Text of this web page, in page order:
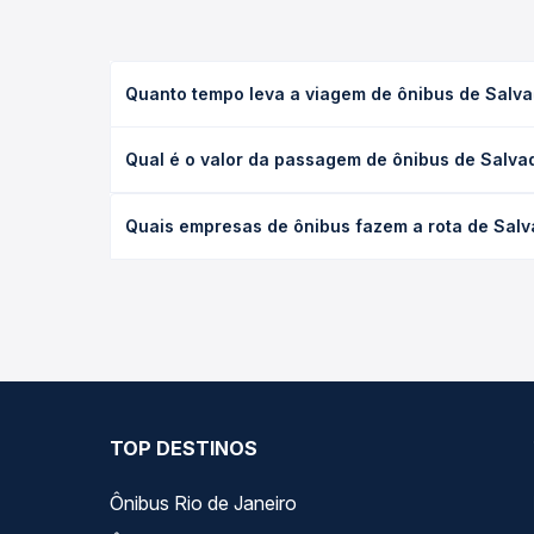
Quanto tempo leva a viagem de ônibus de
executivo ou leito) e as condições de tráfego. Na
Qual é o valor da passagem de ônibus de
poltrona e a antecedência da compra. Na Quero
Quais empresas de ônibus fazem a rota de
TOP DESTINOS
Ônibus Rio de Janeiro